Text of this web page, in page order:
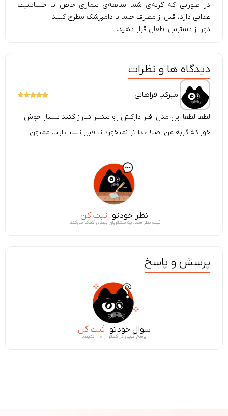
در صورتی که گربه‌ی شما سابقه‌ی بیماری خاص یا حساسیت
غذایی دارد، قبل از مصرف حتما با دامپزشک مطرح کنید.
دور از دسترس اطفال قرار دهید.
دیدگاه ها و نظرات
امیرکیا فراهانی
لطفا لطفا این مدل افتر دارکش رو بیشتر شارژ کنید بسیار خوش
خوراکه گربه من اصلا غذا تر نمیخورد تا قبل تست اینا. ممنون
نظر خودتو ثبت کن
ثبت نظر شما، به مشتریان بعدی کمک می‌کند!
پرسش و پاسخ
سوال خودتو ثبت کن
پاسخ گویی در کمتر از ۳۰ دقیقه